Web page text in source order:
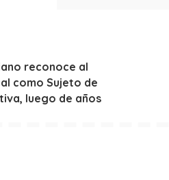
reconoce al
como Sujeto de
luego de años